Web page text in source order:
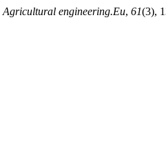
Agricultural engineering.Eu, 61(3),